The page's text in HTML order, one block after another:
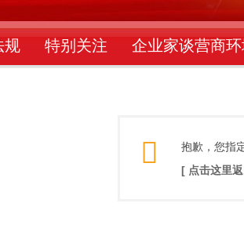
规 特别关注 企业家谈营商
抱歉，您指
[ 点击这里